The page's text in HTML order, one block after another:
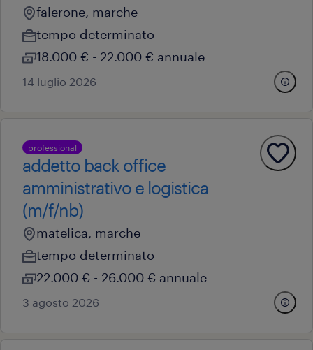
falerone, marche
tempo determinato
18.000 € - 22.000 € annuale
14 luglio 2026
professional
addetto back office
amministrativo e logistica
(m/f/nb)
matelica, marche
tempo determinato
22.000 € - 26.000 € annuale
3 agosto 2026